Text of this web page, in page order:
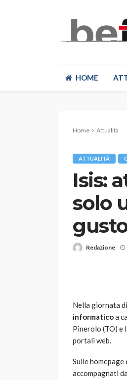
HOME
Home Attualità
ATTUALITÀ
Isis:
solo
Redazione
Nella giornata
informaticoa
Pinerolo (TO) e
portali web.
Sulle
accompagnati